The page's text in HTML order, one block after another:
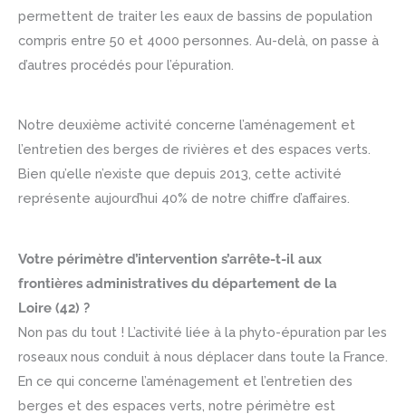
permettent de traiter les eaux de bassins de population
compris entre 50 et 4000 personnes. Au-delà, on passe à
d’autres procédés pour l’épuration.
Notre deuxième activité concerne l’aménagement et
l’entretien des berges de rivières et des espaces verts.
Bien qu’elle n’existe que depuis 2013, cette activité
représente aujourd’hui 40% de notre chiffre d’affaires.
Votre périmètre d’intervention s’arrête-t-il aux
frontières administratives du département de la
Loire (42) ?
Non pas du tout ! L’activité liée à la phyto-épuration par les
roseaux nous conduit à nous déplacer dans toute la France.
En ce qui concerne l’aménagement et l’entretien des
berges et des espaces verts, notre périmètre est